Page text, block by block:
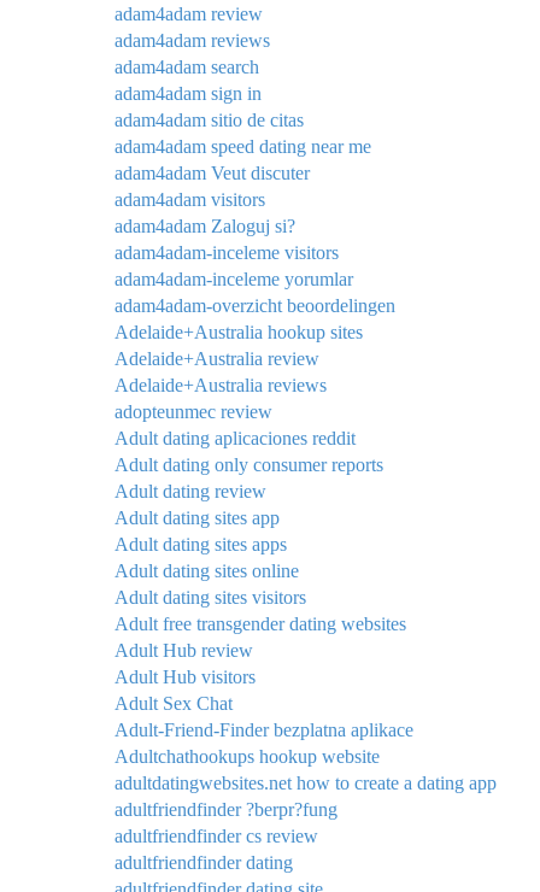
adam4adam review
adam4adam reviews
adam4adam search
adam4adam sign in
adam4adam sitio de citas
adam4adam speed dating near me
adam4adam Veut discuter
adam4adam visitors
adam4adam Zaloguj si?
adam4adam-inceleme visitors
adam4adam-inceleme yorumlar
adam4adam-overzicht beoordelingen
Adelaide+Australia hookup sites
Adelaide+Australia review
Adelaide+Australia reviews
adopteunmec review
Adult dating aplicaciones reddit
Adult dating only consumer reports
Adult dating review
Adult dating sites app
Adult dating sites apps
Adult dating sites online
Adult dating sites visitors
Adult free transgender dating websites
Adult Hub review
Adult Hub visitors
Adult Sex Chat
Adult-Friend-Finder bezplatna aplikace
Adultchathookups hookup website
adultdatingwebsites.net how to create a dating app
adultfriendfinder ?berpr?fung
adultfriendfinder cs review
adultfriendfinder dating